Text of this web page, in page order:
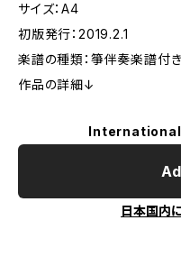
サイズ：A4
初版発行：2019.2.1
楽譜の種類：箏伴奏楽譜付き
作品の詳細↓
日本国内